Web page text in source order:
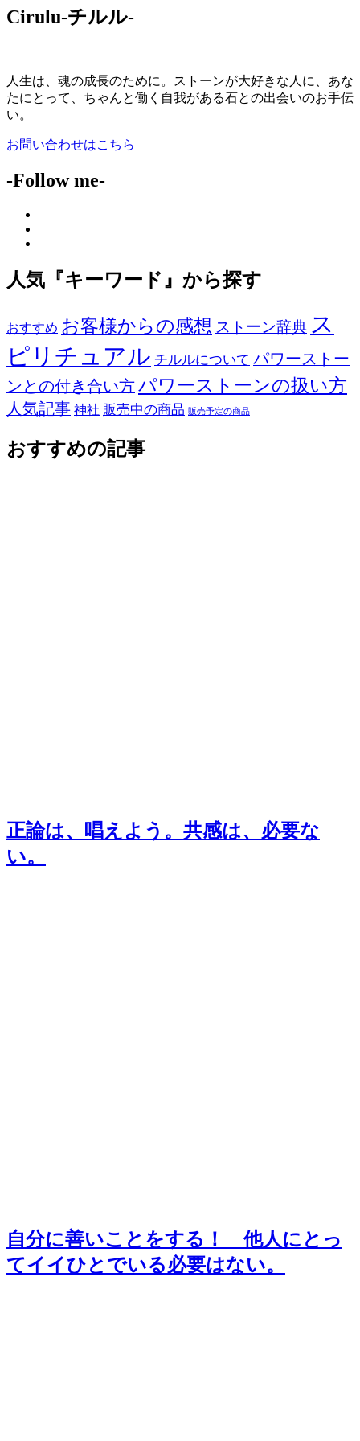
Cirulu-チルル-
人生は、魂の成長のために。ストーンが大好きな人に、あな
たにとって、ちゃんと働く自我がある石との出会いのお手伝
い。
お問い合わせはこちら
-Follow me-
人気『キーワード』から探す
おすすめ お客様からの感想 ストーン辞典 ス
ピリチュアル チルルについて パワーストー
ンとの付き合い方パワーストーンの扱い方
人気記事 神社 販売中の商品 販売予定の商品
おすすめの記事
正論は、唱えよう。共感は、必要な
い。
自分に善いことをする！ 他人にとっ
てイイひとでいる必要はない。